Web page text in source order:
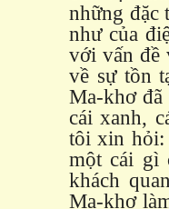
những đặc
như của
với vấn đề
về sự tồn
Ma-khơ đã
cái xanh,
tôi xin hỏi:
một cái gì
khách
Ma-khơ